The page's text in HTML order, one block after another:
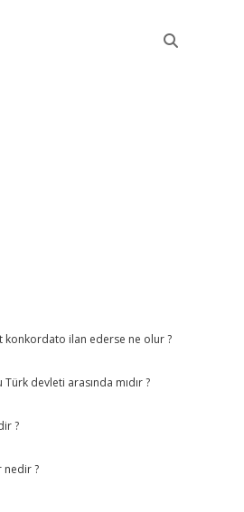
konkordato ilan ederse ne olur ?
devleti arasında mıdır ?
?
nedir ?